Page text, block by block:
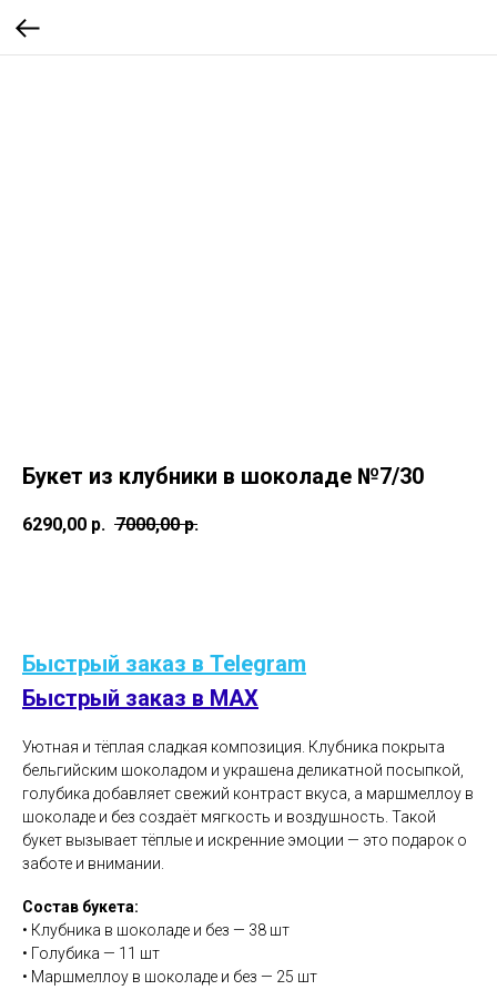
Букет из клубники в шоколаде №7/30
6290,00 р. 7000,00 р.
Быстрый заказ в Telegram
Быстрый заказ в MAX
Уютная и тёплая сладкая композиция. Клубника покрыта
бельгийским шоколадом и украшена деликатной посыпкой,
голубика добавляет свежий контраст вкуса, а маршмеллоу в
шоколаде и без создаёт мягкость и воздушность. Такой
букет вызывает тёплые и искренние эмоции — это подарок о
заботе и внимании.
Состав букета:
• Клубника в шоколаде и без — 38 шт
• Голубика — 11 шт
• Маршмеллоу в шоколаде и без — 25 шт